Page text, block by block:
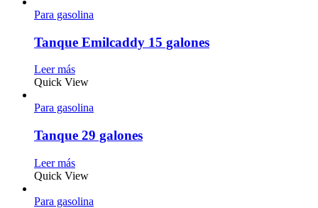
Para gasolina
Tanque Emilcaddy 15 galones
Leer más
Quick View
Para gasolina
Tanque 29 galones
Leer más
Quick View
Para gasolina